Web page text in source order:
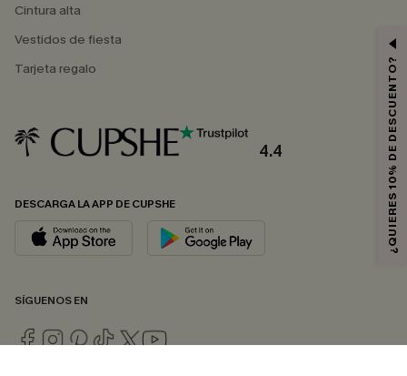
Cintura alta
Vestidos de fiesta
Tarjeta regalo
4.4
DESCARGA LA APP DE CUPSHE
SÍGUENOS EN
¿QUIERES 10% DE DESCUENTO?